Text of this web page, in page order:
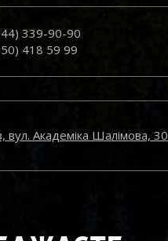
339-90-90
418 59 99
вул. Академіка Шалімова, 30